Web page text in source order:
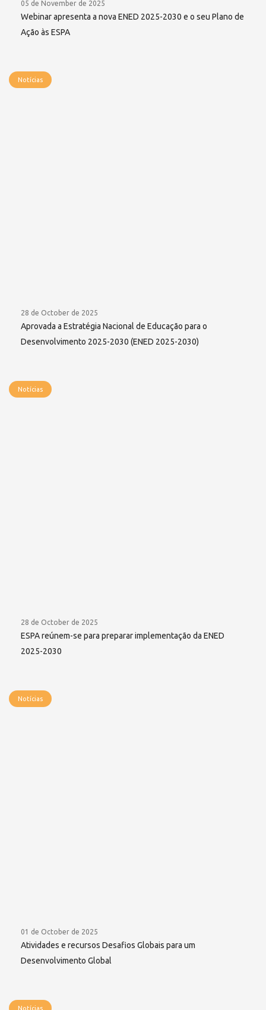
05 de November de 2025
Webinar apresenta a nova ENED 2025-2030 e o seu Plano de
Ação às ESPA
Notícias
28 de October de 2025
Aprovada a Estratégia Nacional de Educação para o
Desenvolvimento 2025-2030 (ENED 2025-2030)
Notícias
28 de October de 2025
ESPA reúnem-se para preparar implementação da ENED
2025-2030
Notícias
01 de October de 2025
Atividades e recursos Desafios Globais para um
Desenvolvimento Global
Notícias